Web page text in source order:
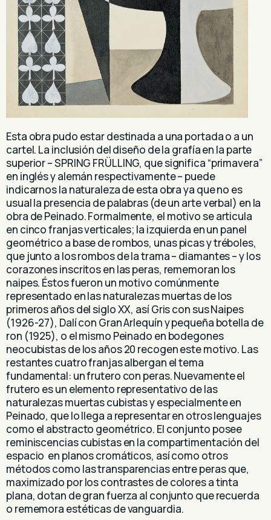
Esta obra pudo estar destinada a una portada o a un
cartel. La inclusión del diseño de la grafía en la parte
superior – SPRING FRÜLLING, que significa “primavera”
en inglés y alemán respectivamente – puede
indicarnos la naturaleza de esta obra ya que no es
usual la presencia de palabras (de un arte verbal) en la
obra de Peinado. Formalmente, el motivo se articula
en cinco franjas verticales; la izquierda en un panel
geométrico a base de rombos, unas picas y tréboles,
que junto a los rombos de la trama – diamantes – y los
corazones inscritos en las peras, rememoran los
naipes. Éstos fueron un motivo comúnmente
representado en las naturalezas muertas de los
primeros años del siglo XX, así Gris con sus Naipes
(1926-27), Dalí con Gran Arlequín y pequeña botella de
ron (1925), o el mismo Peinado en bodegones
neocubistas de los años 20 recogen este motivo. Las
restantes cuatro franjas albergan el tema
fundamental: un frutero con peras. Nuevamente el
frutero es un elemento representativo de las
naturalezas muertas cubistas y especialmente en
Peinado, que lo llega a representar en otros lenguajes
como el abstracto geométrico. El conjunto posee
reminiscencias cubistas en la compartimentación del
espacio en planos cromáticos, así como otros
métodos como las transparencias entre peras que,
maximizado por los contrastes de colores a tinta
plana, dotan de gran fuerza al conjunto que recuerda
o rememora estéticas de vanguardia.